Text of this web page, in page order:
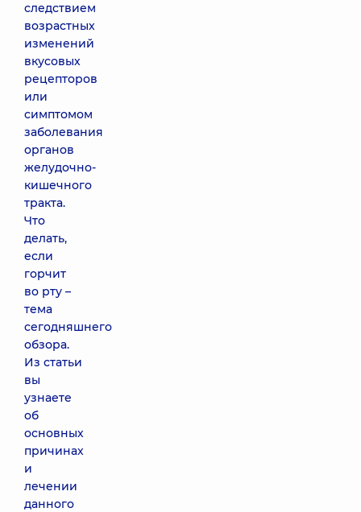
следствием
возрастных
изменений
вкусовых
рецепторов
или
симптомом
заболевания
органов
желудочно-
кишечного
тракта.
Что
делать,
если
горчит
во рту –
тема
сегодняшнего
обзора.
Из статьи
вы
узнаете
об
основных
причинах
и
лечении
данного